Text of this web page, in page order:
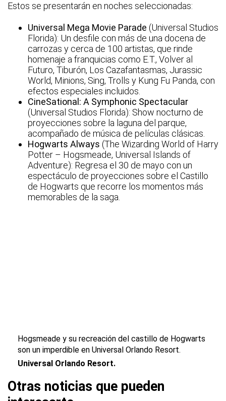
Estos se presentarán en noches seleccionadas:
Universal Mega Movie Parade (Universal Studios
Florida): Un desfile con más de una docena de
carrozas y cerca de 100 artistas, que rinde
homenaje a franquicias como E.T., Volver al
Futuro, Tiburón, Los Cazafantasmas, Jurassic
World, Minions, Sing, Trolls y Kung Fu Panda, con
efectos especiales incluidos.
CineSational: A Symphonic Spectacular
(Universal Studios Florida): Show nocturno de
proyecciones sobre la laguna del parque,
acompañado de música de películas clásicas.
Hogwarts Always (The Wizarding World of Harry
Potter – Hogsmeade, Universal Islands of
Adventure): Regresa el 30 de mayo con un
espectáculo de proyecciones sobre el Castillo
de Hogwarts que recorre los momentos más
memorables de la saga.
Hogsmeade y su recreación del castillo de Hogwarts
son un imperdible en Universal Orlando Resort.
Universal Orlando Resort.
Otras noticias que pueden